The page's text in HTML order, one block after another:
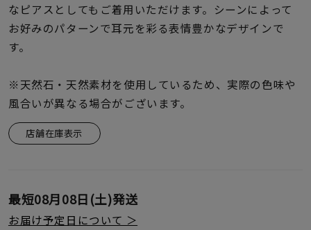
レディース
リングサイズ
～
メンズ
リングサイズ
在庫 在庫ありのみ
なピアスとしてもご着用いただけます。シーンによって
お好みのパターンで耳元を彩る表情豊かなデザインで
す。
※天然石・天然素材を使用しているため、実際の色味や
風合いが異なる場合がございます。
店舗在庫表示
最短08月08日(土)発送
お届け予定日について ＞